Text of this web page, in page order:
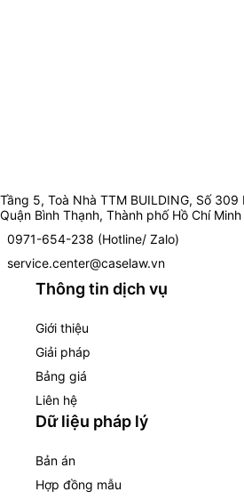
Tầng 5, Toà Nhà TTM BUILDING, Số
Quận Bình Thạnh, Thành phố Hồ Chí Minh
0971-654-238 (Hotline/ Zalo)
service.center@caselaw.vn
Thông tin dịch vụ
Giới thiệu
Giải pháp
Bảng giá
Liên hệ
Dữ liệu pháp lý
Bản án
Hợp đồng mẫu